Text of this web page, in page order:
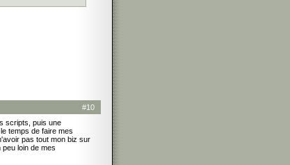
#10
scripts, puis une
temps de faire mes
pas tout mon biz sur
loin de mes